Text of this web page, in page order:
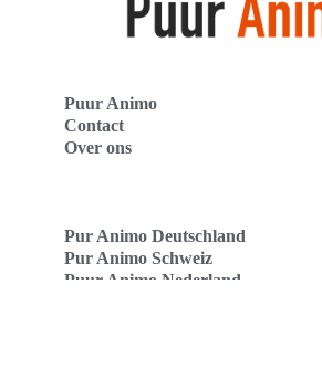
Puur Animo
Contact
Over ons
Pur Animo Deutschland
Pur Animo Schweiz
Puur Animo Nederland